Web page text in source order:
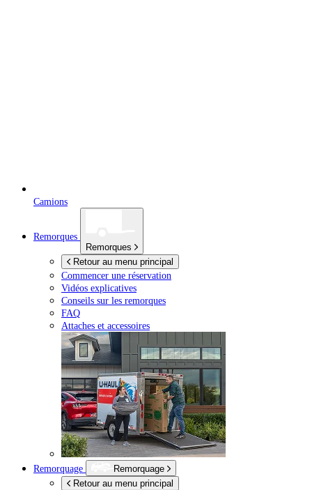
Camions
Remorques
Remorques
Retour au menu principal
Commencer une réservation
Vidéos explicatives
Conseils sur les remorques
FAQ
Attaches et accessoires
Remorquage
Remorquage
Retour au menu principal